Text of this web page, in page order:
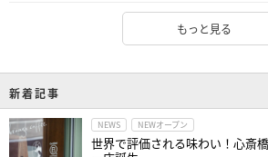
もっと見る
新着記事
NEWS NEWオープン
世界で評価される味わい！心斎